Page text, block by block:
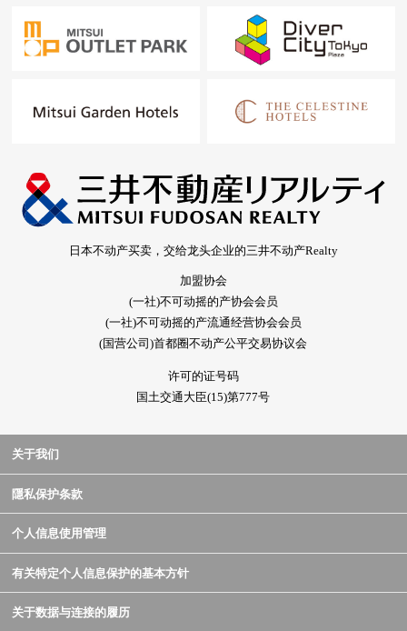
日本不动产买卖，交给龙头企业的三井不动产Realty
加盟协会
(一社)不可动摇的产协会会员
(一社)不可动摇的产流通经营协会会员
(国营公司)首都圈不动产公平交易协议会
许可的证号码
国土交通大臣(15)第777号
关于我们
隱私保护条款
个人信息使用管理
有关特定个人信息保护的基本方针
关于数据与连接的履历